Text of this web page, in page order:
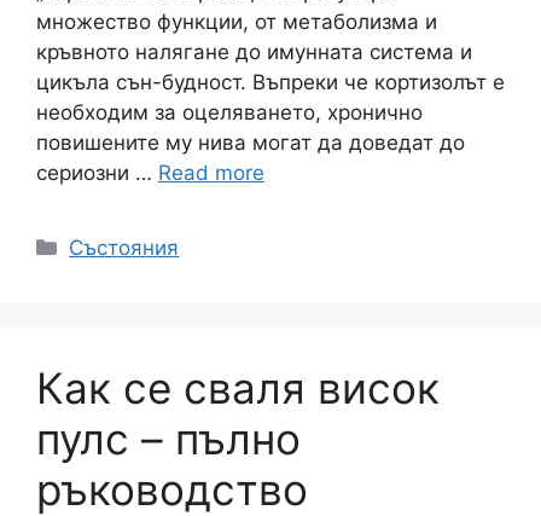
множество функции, от метаболизма и
кръвното налягане до имунната система и
цикъла сън-будност. Въпреки че кортизолът е
необходим за оцеляването, хронично
повишените му нива могат да доведат до
сериозни … Read more
Категории
Състояния
Как се сваля висок
пулс – пълно
ръководство